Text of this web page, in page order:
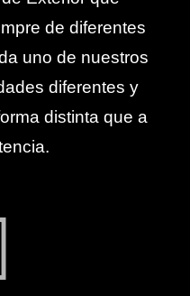
de diferentes
uno de nuestros
diferentes y
distinta que a